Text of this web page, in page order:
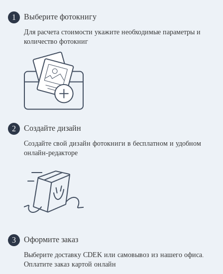
1 Выберите фотокнигу
Для расчета стоимости укажите необходимые параметры и
количество фотокниг
2 Создайте дизайн
Создайте свой дизайн фотокниги в бесплатном и удобном
онлайн-редакторе
3 Оформите заказ
Выберите доставку CDEK или самовывоз из нашего офиса.
Оплатите заказ картой онлайн